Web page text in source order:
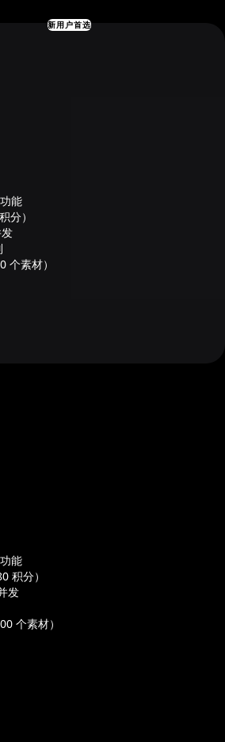
新用户首选
能
分）
个素材）
能
积分）
发
个素材）